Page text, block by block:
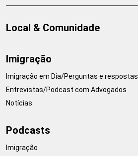
Local & Comunidade
Imigração
Imigração em Dia/Perguntas e respostas
Entrevistas/Podcast com Advogados
Notícias
Podcasts
Imigração